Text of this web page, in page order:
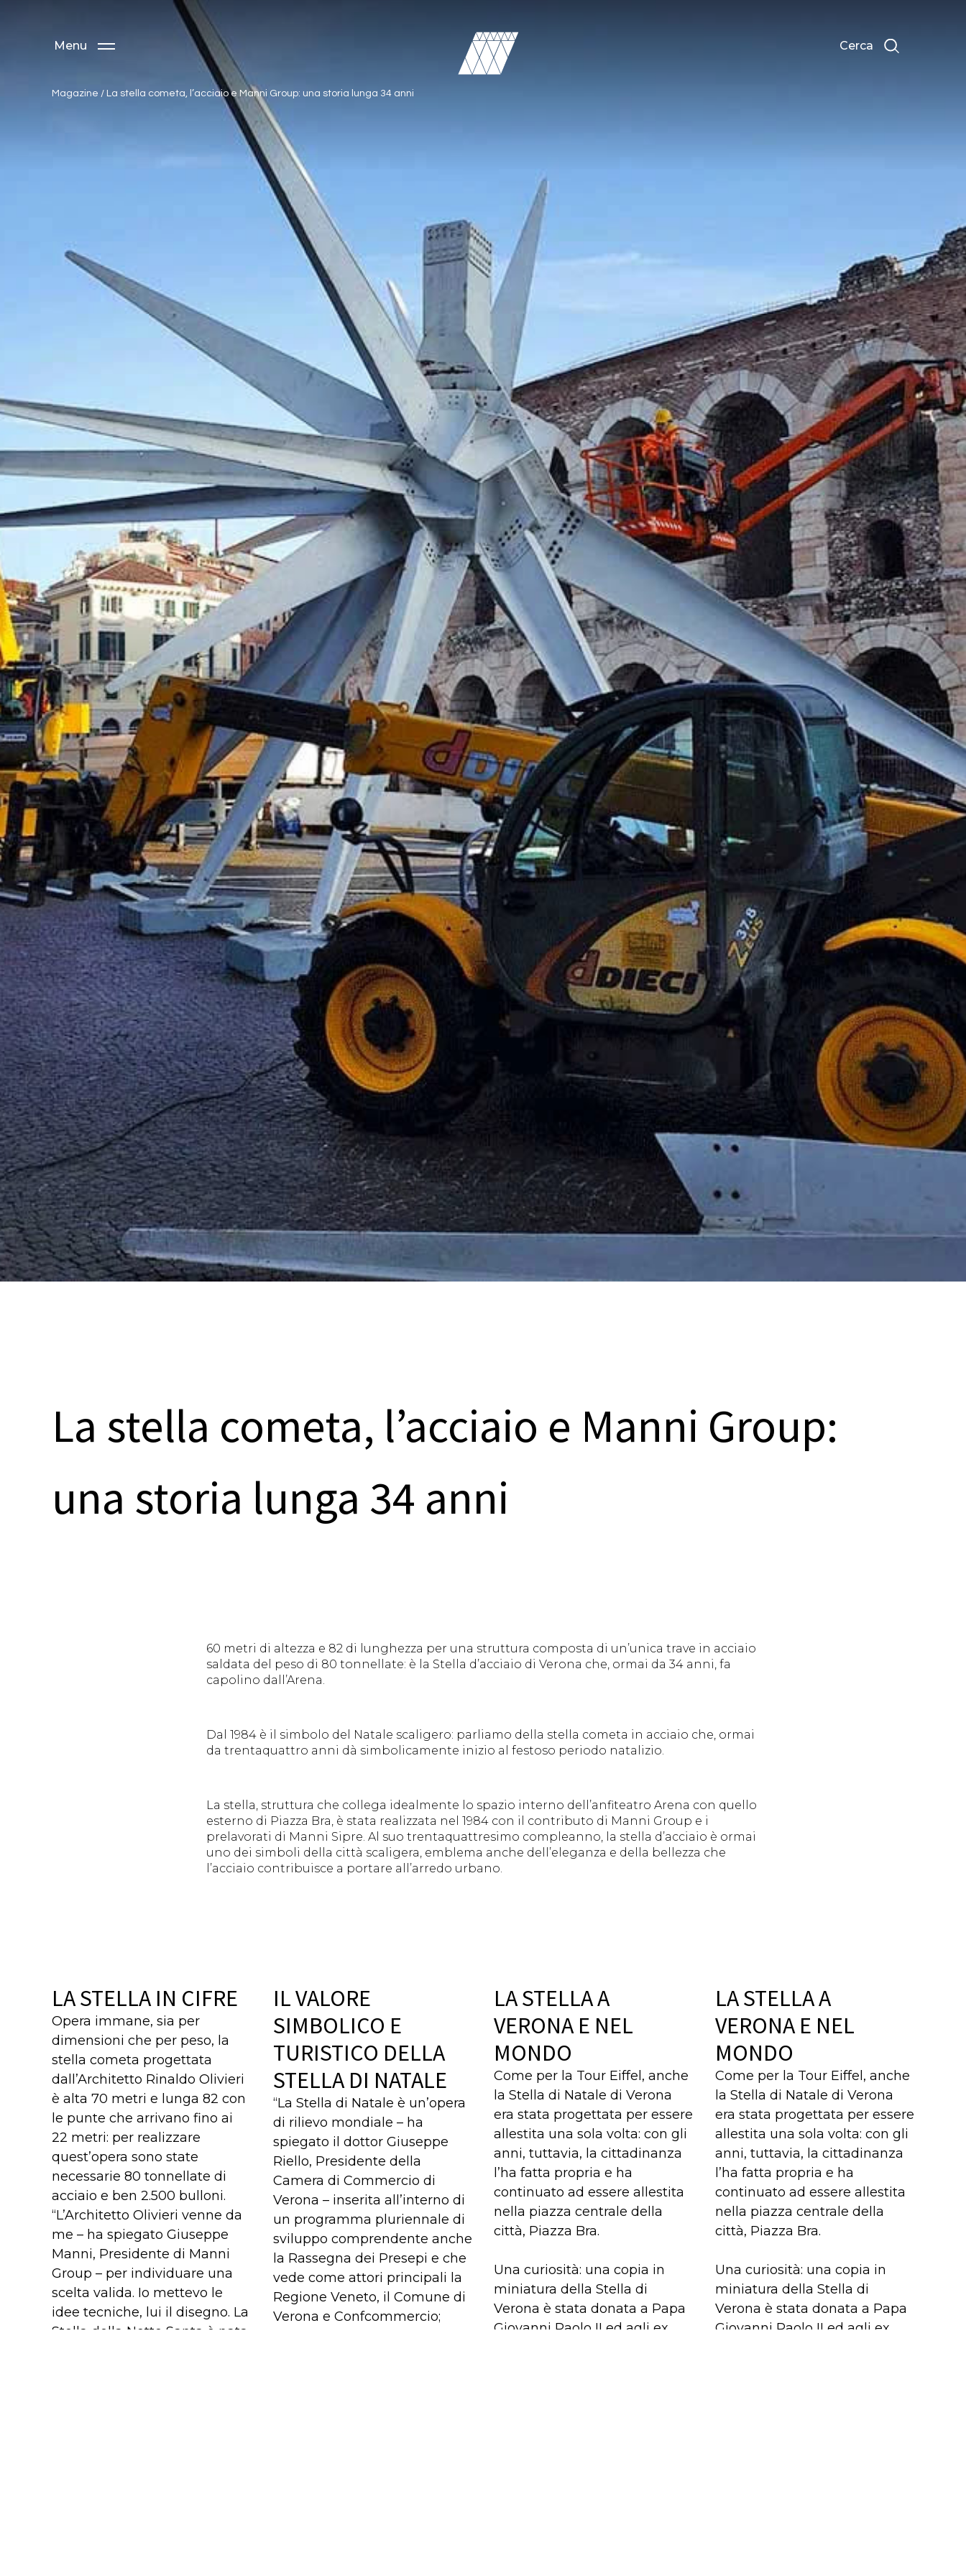
Menu Cerca
Magazine / La stella cometa, l’acciaio e Manni Group: una storia lunga 34 anni
La stella cometa, l’acciaio e Manni Group:
una storia lunga 34 anni
60 metri di altezza e 82 di lunghezza per una struttura composta di un’unica trave in acciaio
saldata del peso di 80 tonnellate: è la Stella d’acciaio di Verona che, ormai da 34 anni, fa
capolino dall’Arena.
Dal 1984 è il simbolo del Natale scaligero: parliamo della stella cometa in acciaio che, ormai
da trentaquattro anni dà simbolicamente inizio al festoso periodo natalizio.
La stella, struttura che collega idealmente lo spazio interno dell’anfiteatro Arena con quello
esterno di Piazza Bra, è stata realizzata nel 1984 con il contributo di Manni Group e i
prelavorati di Manni Sipre. Al suo trentaquattresimo compleanno, la stella d’acciaio è ormai
uno dei simboli della città scaligera, emblema anche dell’eleganza e della bellezza che
l’acciaio contribuisce a portare all’arredo urbano.
LA STELLA IN CIFRE
Opera immane, sia per
dimensioni che per peso, la
stella cometa progettata
dall’Architetto Rinaldo Olivieri
è alta 70 metri e lunga 82 con
le punte che arrivano fino ai
22 metri: per realizzare
quest’opera sono state
necessarie 80 tonnellate di
acciaio e ben 2.500 bulloni.
“L’Architetto Olivieri venne da
me – ha spiegato Giuseppe
Manni, Presidente di Manni
Group – per individuare una
scelta valida. Io mettevo le
idee tecniche, lui il disegno. La
Stella della Notte Santa è nata
IL VALORE
SIMBOLICO E
TURISTICO DELLA
STELLA DI NATALE
“La Stella di Natale è un’opera
di rilievo mondiale – ha
spiegato il dottor Giuseppe
Riello, Presidente della
Camera di Commercio di
Verona – inserita all’interno di
un programma pluriennale di
sviluppo comprendente anche
la Rassegna dei Presepi e che
vede come attori principali la
Regione Veneto, il Comune di
Verona e Confcommercio;
LA STELLA A
VERONA E NEL
MONDO
Come per la Tour Eiffel, anche
la Stella di Natale di Verona
era stata progettata per essere
allestita una sola volta: con gli
anni, tuttavia, la cittadinanza
l’ha fatta propria e ha
continuato ad essere allestita
nella piazza centrale della
città, Piazza Bra.
Una curiosità: una copia in
miniatura della Stella di
Verona è stata donata a Papa
Giovanni Paolo II ed agli ex
LA STELLA A
VERONA E NEL
MONDO
Come per la Tour Eiffel, anche
la Stella di Natale di Verona
era stata progettata per essere
allestita una sola volta: con gli
anni, tuttavia, la cittadinanza
l’ha fatta propria e ha
continuato ad essere allestita
nella piazza centrale della
città, Piazza Bra.
Una curiosità: una copia in
miniatura della Stella di
Verona è stata donata a Papa
Giovanni Paolo II ed agli ex